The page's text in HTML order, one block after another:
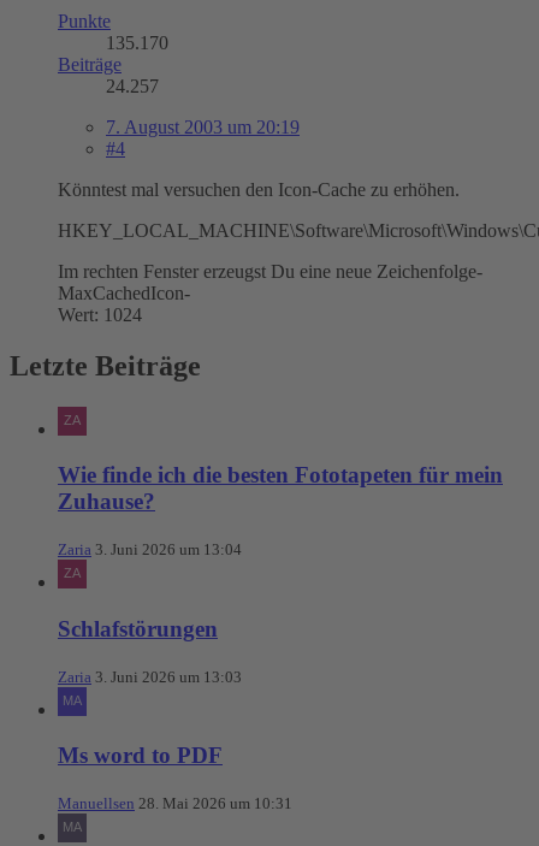
Punkte
135.170
Beiträge
24.257
7. August 2003 um 20:19
#4
Könntest mal versuchen den Icon-Cache zu erhöhen.
Im rechten Fenster erzeugst Du eine neue Zeichenfolge-
MaxCachedIcon-
Wert: 1024
Letzte Beiträge
Wie finde ich die besten Fototapeten für mein
Zuhause?
Zaria 3. Juni 2026 um 13:04
Schlafstörungen
Zaria 3. Juni 2026 um 13:03
Ms word to PDF
Manuellsen 28. Mai 2026 um 10:31